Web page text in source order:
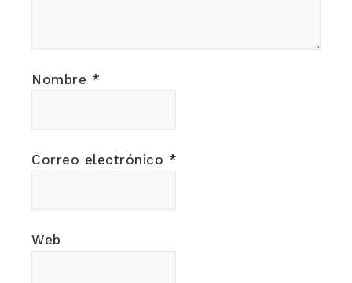
Nombre *
Correo electrónico *
Web